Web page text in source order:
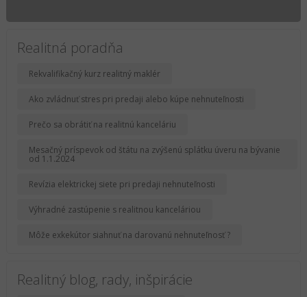
Realitná poradňa
Rekvalifikačný kurz realitný maklér
Ako zvládnuť stres pri predaji alebo kúpe nehnuteľnosti
Prečo sa obrátiť na realitnú kanceláriu
Mesačný príspevok od štátu na zvýšenú splátku úveru na bývanie
od 1.1.2024
Revízia elektrickej siete pri predaji nehnuteľnosti
Výhradné zastúpenie s realitnou kanceláriou
Môže exkekútor siahnuť na darovanú nehnuteľnosť ?
Realitný blog, rady, inšpirácie